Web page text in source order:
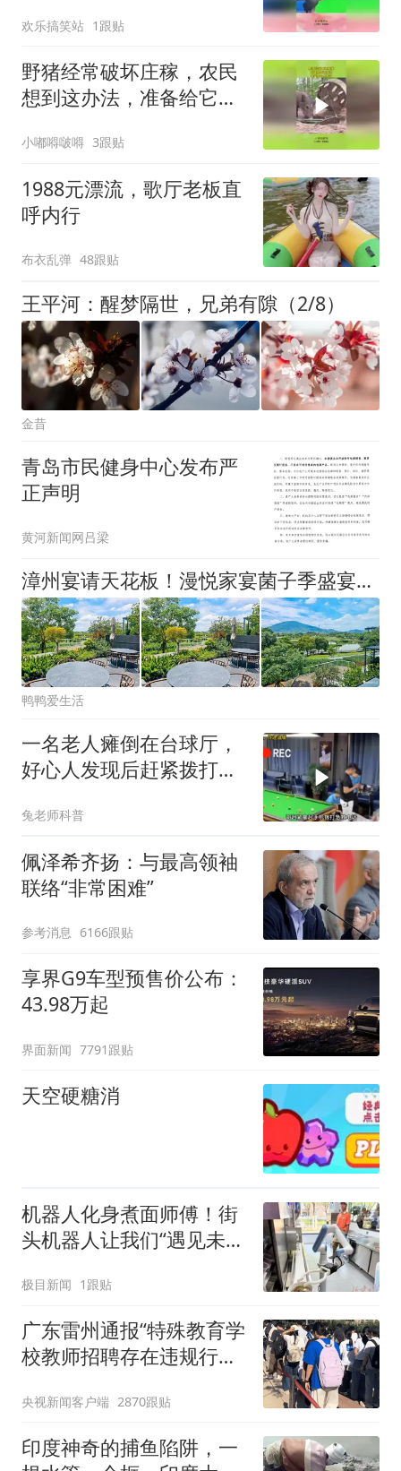
欢乐搞笑站 1跟贴
野猪经常破坏庄稼，农民
想到这办法，准备给它点
小嘟嘚啵嘚 3跟贴
1988元漂流，歌厅老板直
呼内行
布衣乱弹 48跟贴
王平河：醒梦隔世，兄弟有隙（2/8）
金昔
青岛市民健身中心发布严
正声明
黄河新闻网吕梁
漳州宴请天花板！漫悦家宴菌子季盛宴，湖景包厢邂逅山野松茸
鸭鸭爱生活
一名老人瘫倒在台球厅，
好心人发现后赶紧拨打急
兔老师科普
佩泽希齐扬：与最高领袖
联络“非常困难”
参考消息 6166跟贴
享界G9车型预售价公布：
43.98万起
界面新闻 7791跟贴
天空硬糖消
机器人化身煮面师傅！街
头机器人让我们“遇见未
极目新闻 1跟贴
广东雷州通报“特殊教育学
校教师招聘存在违规行
校长被停职
央视新闻客户端 2870跟贴
印度神奇的捕鱼陷阱，一